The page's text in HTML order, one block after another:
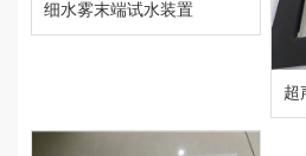
细水雾末端试水装置
超